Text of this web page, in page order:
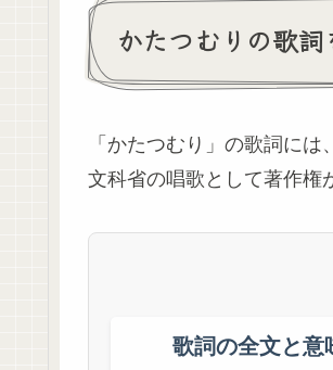
かたつむりの歌
「かたつむり」の歌詞に
文科省の唱歌として著作権
歌詞の全文と意